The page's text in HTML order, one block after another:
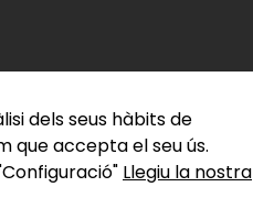
dels seus hàbits de
que accepta el seu ús.
Llegiu la nostra